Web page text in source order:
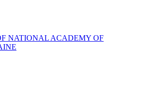
NATIONAL ACADEMY OF